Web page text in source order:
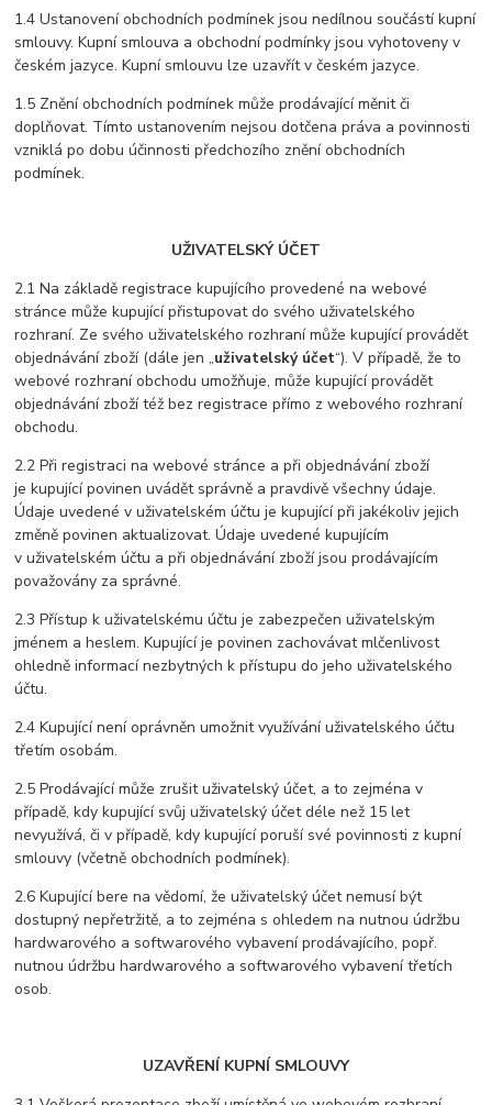
1.4 Ustanovení obchodních podmínek jsou nedílnou součástí kupní
smlouvy. Kupní smlouva a obchodní podmínky jsou vyhotoveny v
českém jazyce. Kupní smlouvu lze uzavřít v českém jazyce.
1.5 Znění obchodních podmínek může prodávající měnit či
doplňovat. Tímto ustanovením nejsou dotčena práva a povinnosti
vzniklá po dobu účinnosti předchozího znění obchodních
podmínek.
UŽIVATELSKÝ ÚČET
2.1 Na základě registrace kupujícího provedené na webové
stránce může kupující přistupovat do svého uživatelského
rozhraní. Ze svého uživatelského rozhraní může kupující provádět
objednávání zboží (dále jen „uživatelský účet“). V případě, že to
webové rozhraní obchodu umožňuje, může kupující provádět
objednávání zboží též bez registrace přímo z webového rozhraní
obchodu.
2.2 Při registraci na webové stránce a při objednávání zboží
je kupující povinen uvádět správně a pravdivě všechny údaje.
Údaje uvedené v uživatelském účtu je kupující při jakékoliv jejich
změně povinen aktualizovat. Údaje uvedené kupujícím
v uživatelském účtu a při objednávání zboží jsou prodávajícím
považovány za správné.
2.3 Přístup k uživatelskému účtu je zabezpečen uživatelským
jménem a heslem. Kupující je povinen zachovávat mlčenlivost
ohledně informací nezbytných k přístupu do jeho uživatelského
účtu.
2.4 Kupující není oprávněn umožnit využívání uživatelského účtu
třetím osobám.
2.5 Prodávající může zrušit uživatelský účet, a to zejména v
případě, kdy kupující svůj uživatelský účet déle než 15 let
nevyužívá, či v případě, kdy kupující poruší své povinnosti z kupní
smlouvy (včetně obchodních podmínek).
2.6 Kupující bere na vědomí, že uživatelský účet nemusí být
dostupný nepřetržitě, a to zejména s ohledem na nutnou údržbu
hardwarového a softwarového vybavení prodávajícího, popř.
nutnou údržbu hardwarového a softwarového vybavení třetích
osob.
UZAVŘENÍ KUPNÍ SMLOUVY